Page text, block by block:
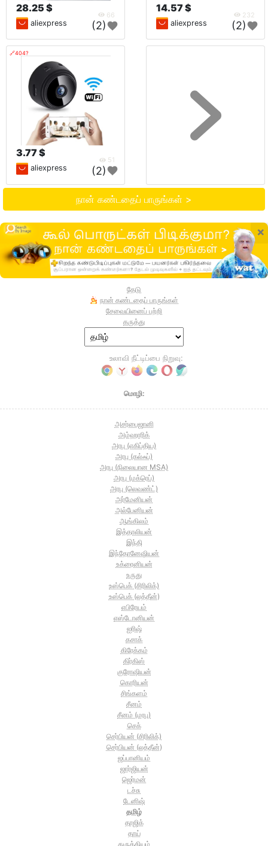
28.25 $
66
aliexpress (2)
14.57 $
232
aliexpress (2)
🔗404?
3.77 $
51
aliexpress (2)
நான் கண்டதைப் பாருங்கள் >
×
தேடு
நான் கண்டதைப் பாருங்கள்
சேவையினைப் பற்றி
கருத்து
உலாவி நீட்டிப்பை நிறுவு:
மொழி:
அசர்பைஜானி
அம்ஹாரிக்
அரபு (எகிப்திய)
அரபு (கல்ஃப்)
அரபு (நிலையான MSA)
அரபு (மக்ரெப்)
அரபு (லெவண்ட்)
அர்மேனியன்
அல்பேனியன்
ஆங்கிலம்
இத்தாலியன்
இந்தி
இந்தோனேஷியன்
உக்ரைனியன்
உருது
உஸ்பெக் (சிரிலிக்)
உஸ்பெக் (லத்தீன்)
எபிரேயம்
எஸ்டோனியன்
ஐரிஷ்
கசாக்
கிரேக்கம்
கிர்கிஸ்
குரோஷியன்
கொரியன்
சிங்களம்
சீனம்
சீனம் (மரபு)
செக்
செர்பியன் (சிரிலிக்)
செர்பியன் (லத்தீன்)
ஜப்பானியம்
ஜார்ஜியன்
ஜெர்மன்
டச்சு
டேனிஷ்
தமிழ்
தாஜிக்
தாய்
துருக்கியம்